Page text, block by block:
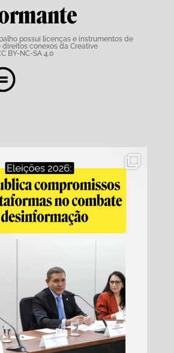
possui licenças e instrumentos de
conexos da Creative
BY-NC-SA 4.0